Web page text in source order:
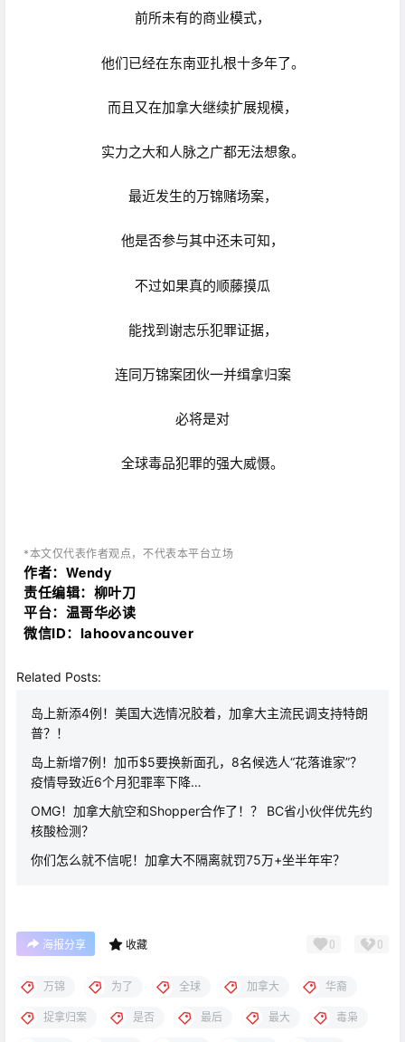
前所未有的商业模式，
他们已经在东南亚扎根十多年了。
而且又在加拿大继续扩展规模，
实力之大和人脉之广都无法想象。
最近发生的万锦赌场案，
他是否参与其中还未可知，
不过如果真的顺藤摸瓜
能找到谢志乐犯罪证据，
连同万锦案团伙一并缉拿归案
必将是对
全球毒品犯罪的强大威慑。
*本文仅代表作者观点，不代表本平台立场
作者：Wendy
责任编辑：柳叶刀
平台：温哥华必读
微信ID： lahoovancouver
Related Posts:
岛上新添4例！美国大选情况胶着，加拿大主流民调支持特朗
普？！
岛上新增7例！加币$5要换新面孔，8名候选人“花落谁家”？
疫情导致近6个月犯罪率下降…
OMG！加拿大航空和Shopper合作了！？ BC省小伙伴优先约
核酸检测？
你们怎么就不信呢！加拿大不隔离就罚75万+坐半年牢？
海报分享 收藏 0 0
万锦 为了 全球 加拿大 华裔
捉拿归案 是否 最后 最大 毒枭